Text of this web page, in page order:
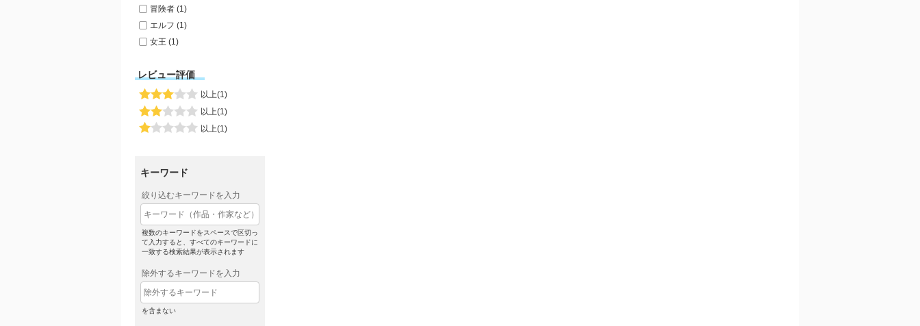
冒険者 (1)
エルフ (1)
女王 (1)
レビュー評価
以上(1)
以上(1)
以上(1)
キーワード
絞り込むキーワードを入力
複数のキーワードをスペースで区切っ
て入力すると、すべてのキーワードに
一致する検索結果が表示されます
除外するキーワードを入力
を含まない